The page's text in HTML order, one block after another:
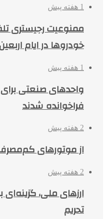
1 هفته پیش
ممنوعیت رجیستری
خودروها در ایام اربعین
1 هفته پیش
واحدهای صنعتی برای
فراخوانده شدند
2 هفته پیش
از موتورهای
2 هفته پیش
ارزهای ملی،
تحریم